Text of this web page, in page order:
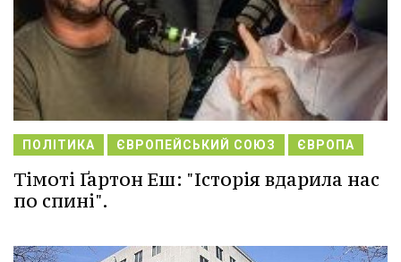
ПОЛІТИКА ЄВРОПЕЙСЬКИЙ СОЮЗ ЄВРОПА
Тімоті Ґартон Еш: "Історія вдарила нас
по спині".